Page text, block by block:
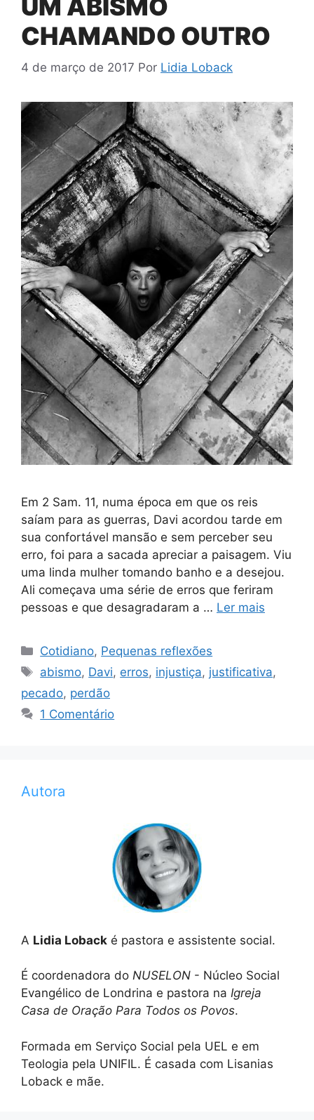
UM ABISMO
CHAMANDO OUTRO
4 de março de 2017 Por Lidia Loback
Em 2 Sam. 11, numa época em que os reis
saíam para as guerras, Davi acordou tarde em
sua confortável mansão e sem perceber seu
erro, foi para a sacada apreciar a paisagem. Viu
uma linda mulher tomando banho e a desejou.
Ali começava uma série de erros que feriram
pessoas e que desagradaram a … Ler mais
Categorias
Cotidiano, Pequenas reflexões
Tags
abismo, Davi, erros, injustiça, justificativa,
pecado, perdão
1 Comentário
Autora
A Lidia Loback é pastora e assistente social.
É coordenadora do NUSELON - Núcleo Social
Evangélico de Londrina e pastora na Igreja
Casa de Oração Para Todos os Povos.
Formada em Serviço Social pela UEL e em
Teologia pela UNIFIL. É casada com Lisanias
Loback e mãe.